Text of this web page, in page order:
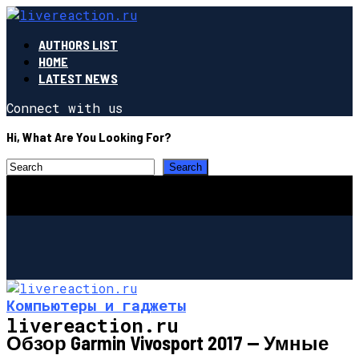
AUTHORS LIST
HOME
LATEST NEWS
Connect with us
Hi, What Are You Looking For?
livereaction.ru
Компьютеры и гаджеты
Обзор Garmin Vivosport 2017 — Умные